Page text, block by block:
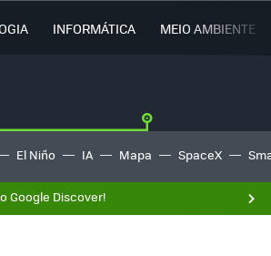
INFORMÁTICA MEIO AMBIENTE
El Niño IA Mapa SpaceX
Google Discover!